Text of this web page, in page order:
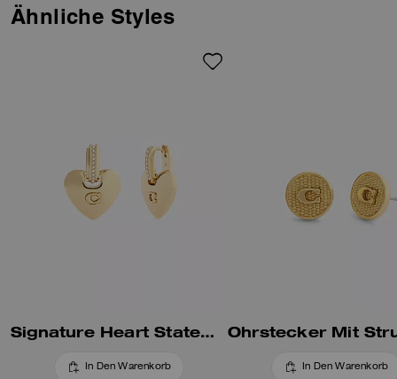
Ähnliche Styles
Signature Heart Statement Ohrhänger
In Den Warenkorb In Den Warenkorb